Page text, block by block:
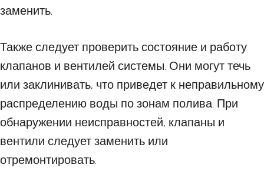
заменить.
Также следует проверить состояние и работу
клапанов и вентилей системы. Они могут течь
или заклинивать, что приведет к неправильному
распределению воды по зонам полива. При
обнаружении неисправностей, клапаны и
вентили следует заменить или
отремонтировать.